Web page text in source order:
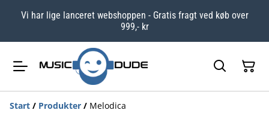
Vi har lige lanceret webshoppen - Gratis fragt ved køb over
999,- kr
Start / Produkter / Melodica